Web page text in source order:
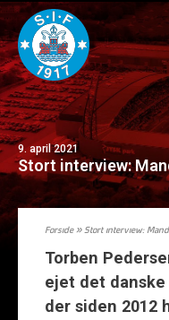
9. april 2021
Stort interview:
Forside»Stort interview:
Torben
ejet det
der siden 2012